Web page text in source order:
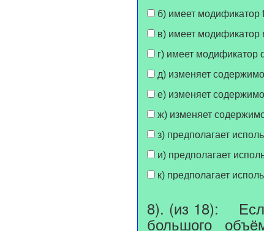
б) имеет модификатор
в) имеет модификатор
г) имеет модификатор
д) изменяет
е) изменяет
ж) изменяет
з) предполагает
и) предполагает
к) предполагает
8). (из 18):
большого